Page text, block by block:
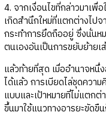
4. จากเงื่อนไขที่กล่าวมาเพื่
เกิดสำนึกใหม่ที่แตกต่างไป
กระทำการยึดถืออยู่ ซึ่งนั่นห
ตนเองอันเป็นการขยับย้าย
แล้วท้ายที่สุด เมื่ออำนาจห
ได้แล้ว การเบียดไล่ชุดควา
แบบและเป้าหมายที่ไม่แตก
ขึ้นมาใช้แนวทางอารยะขัด